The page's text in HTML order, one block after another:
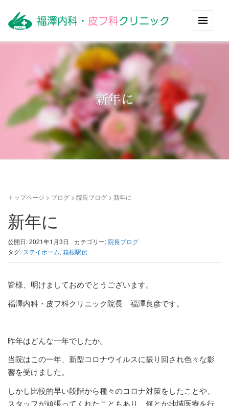
新年に
トップページ > ブログ > 院長ブログ > 新年に
新年に
公開日: 2021年1月3日 カテゴリー:院長ブログ
タグ: ステイホーム, 箱根駅伝
皆様、明けましておめでとうございます。
福澤内科・皮フ科クリニック院長 福澤良彦です。
昨年はどんな一年でしたか。
当院はこの一年、新型コロナウイルスに振り回され色々な影
響を受けました。
しかし比較的早い段階から種々のコロナ対策をしたことや、
スタッフが頑張ってくれたこともあり、何とか地域医療を行